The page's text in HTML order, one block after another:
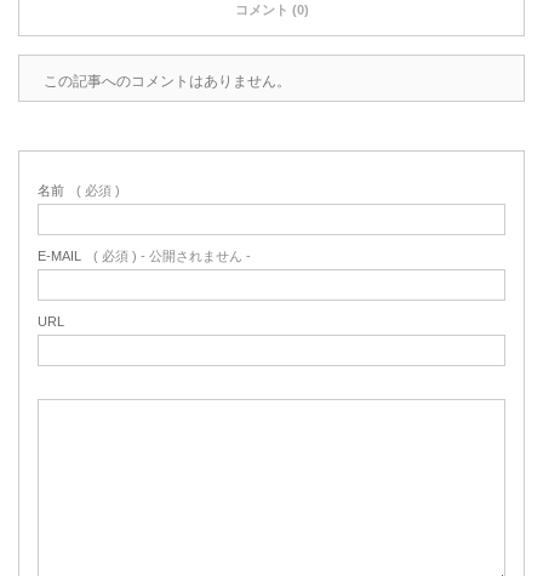
コメント (0)
この記事へのコメントはありません。
名前 ( 必須 )
E-MAIL ( 必須 ) - 公開されません -
URL